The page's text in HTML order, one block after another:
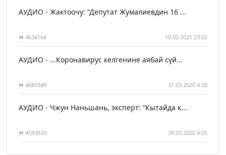
АУДИО - Жактоочу: “Депутат Жумалиевдин 16 ...
4634164 10.02.2021 23:02
АУДИО - ...Коронавирус келгенине аябай сүй...
4689349 31.03.2020 4:20
АУДИО - Чжун Наньшань, эксперт: “Кытайда к...
4593920 28.03.2020 4:05